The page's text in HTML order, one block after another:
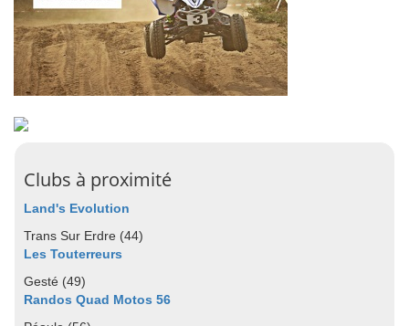
Clubs à proximité
Land's Evolution
Trans Sur Erdre (44)
Les Touterreurs
Gesté (49)
Randos Quad Motos 56